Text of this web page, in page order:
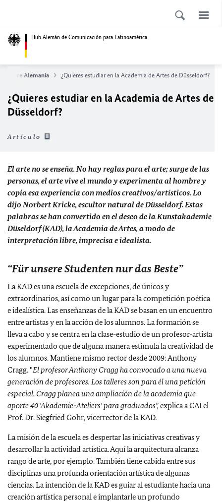
Hub Alemán de Comunicación para Latinoamérica
sobre Alemania ¿Quieres estudiar en la Academia de Artes de Düsseldorf?
¿Quieres estudiar en la Academia de Artes de
Düsseldorf?
Artículo
El arte no se enseña. No hay reglas para el arte; surge de las
personas, el arte vive el mundo y experimenta al hombre y
copia esa experiencia con medios creativos/artísticos. Lo
dijo Norbert Kricke, escultor natural de Düsseldorf. Estas
palabras se han convertido en el deseo de la Kunstakademie
Düseldorf (KAD), la Academia de Artes, a modo de
interpretación libre, imprecisa e idealista.
“Für unsere Studenten nur das Beste”
La KAD es una escuela de excepciones, de únicos y
extraordinarios, así como un lugar para la competición poética
e idealística.Las enseñanzas de la KAD se basan en un encuentro
entre artistas y en la acción de los alumnos. La formación se
lleva a cabo y se centra en la clase-estudio de un profesor-artista
experimentado que de alguna manera estimula la creatividad de
los alumnos.Mantiene mismo rector desde 2009: Anthony
Cragg. "El profesor Anthony Cragg ha convocado a una nueva
generación de profesores. Los talleres son para él una petición
especial. Cragg planea una ampliación de la academia que
aporte 40 'Akademie-Ateliers' para graduados",explica a CAI el
Prof. Dr. Siegfried Gohr, vicerrector de la KAD.
La misión de la escuela es despertar las iniciativas creativas y
desarrollar la actividad artística. Aquí la arquitectura alcanza
rango de arte, por ejemplo. También tiene cabida entre sus
disciplinas una profunda orientación artística de algunas
ciencias. La intención de la KAD es guiar al estudiante hacia una
creación artística personal e implantarle un profundo